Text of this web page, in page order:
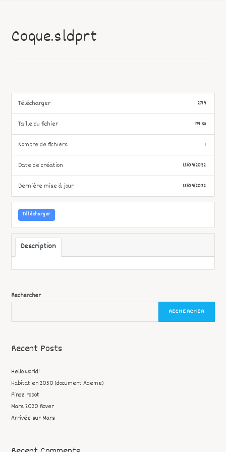
Coque.sldprt
Télécharger 2719
Taille du fichier 194 Ko
Nombre de fichiers 1
Date de création 13/09/2022
Dernière mise à jour 13/09/2022
Télécharger
Description
Rechercher
RECHERCHER
Recent Posts
Hello world!
Habitat en 2050 (document Ademe)
Pince robot
Mars 2020 Rover
Arrivée sur Mars